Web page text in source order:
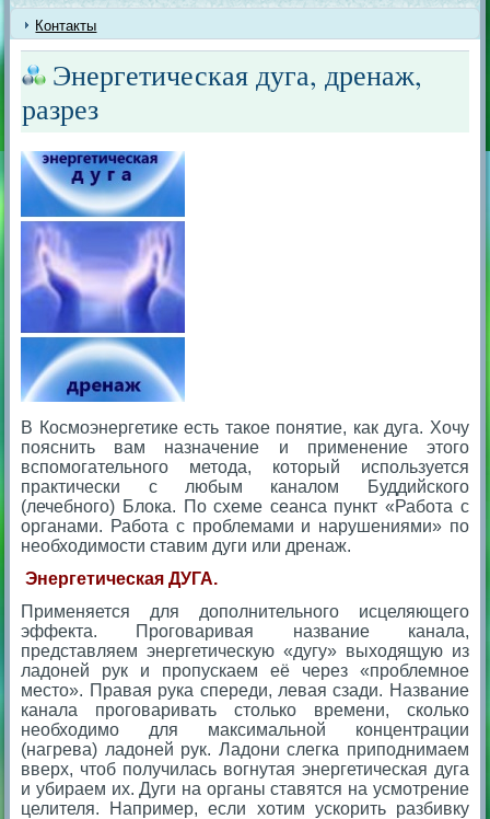
Контакты
Энергетическая дуга, дренаж,
разрез
В Космоэнергетике есть такое понятие, как дуга. Хочу
пояснить вам назначение и применение этого
вспомогательного метода, который используется
практически с любым каналом Буддийского
(лечебного) Блока. По схеме сеанса пункт «Работа с
органами. Работа с проблемами и нарушениями» по
необходимости ставим дуги или дренаж.
Энергетическая ДУГА.
Применяется для дополнительного исцеляющего
эффекта. Проговаривая название канала,
представляем энергетическую «дугу» выходящую из
ладоней рук и пропускаем её через «проблемное
место». Правая рука спереди, левая сзади. Название
канала проговаривать столько времени, сколько
необходимо для максимальной концентрации
(нагрева) ладоней рук. Ладони слегка приподнимаем
вверх, чтоб получилась вогнутая энергетическая дуга
и убираем их. Дуги на органы ставятся на усмотрение
целителя. Например, если хотим ускорить разбивку